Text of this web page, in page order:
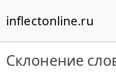
inflectonline.ru
Склонение